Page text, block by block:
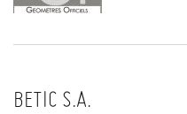
BETIC S.A.